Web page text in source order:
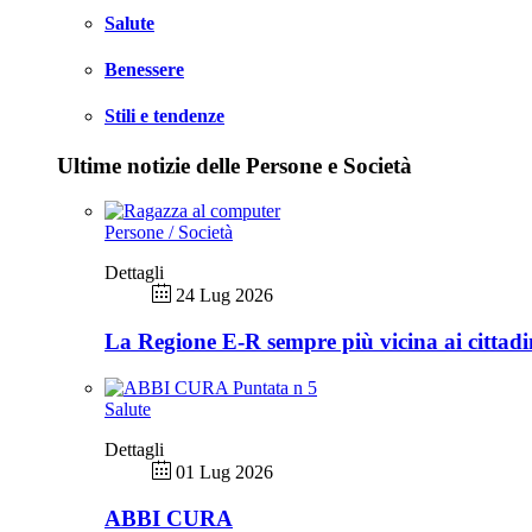
Salute
Benessere
Stili e tendenze
Ultime notizie delle Persone e Società
Persone / Società
Dettagli
24 Lug 2026
La Regione E-R sempre più vicina ai
Salute
Dettagli
01 Lug 2026
ABBI CURA